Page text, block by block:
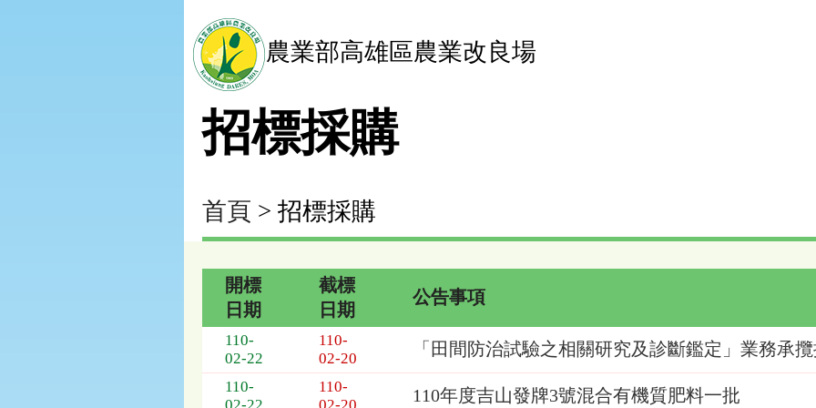
農業部高雄區農業改良場
招標採購
首頁 > 招標採購
採
開標
日期
截標
日期
公告事項
110-
02-22
110-
02-20
「田間防治試驗之相關研究及診斷鑑定」業務承
110-
110-
110年度吉山發牌3號混合有機質肥料一批